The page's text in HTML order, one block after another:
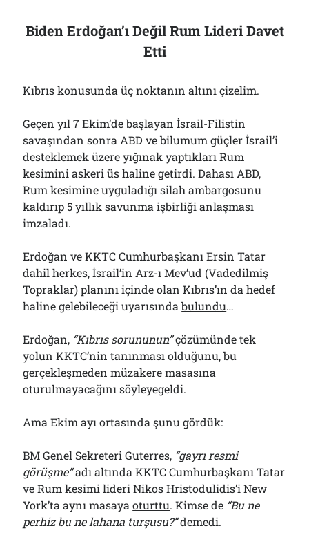
Biden Erdoğan’ı Değil Rum Lideri Davet
Etti
Kıbrıs konusunda üç noktanın altını çizelim.
Geçen yıl 7 Ekim’de başlayan İsrail-Filistin
savaşından sonra ABD ve bilumum güçler İsrail’i
desteklemek üzere yığınak yaptıkları Rum
kesimini askeri üs haline getirdi. Dahası ABD,
Rum kesimine uyguladığı silah ambargosunu
kaldırıp 5 yıllık savunma işbirliği anlaşması
imzaladı.
Erdoğan ve KKTC Cumhurbaşkanı Ersin Tatar
dahil herkes, İsrail’in Arz-ı Mev’ud (Vadedilmiş
Topraklar) planını içinde olan Kıbrıs’ın da hedef
haline gelebileceği uyarısındabulundu…
Erdoğan, “Kıbrıs sorununun”çözümünde tek
yolun KKTC’nin tanınması olduğunu, bu
gerçekleşmeden müzakere masasına
oturulmayacağını söyleyegeldi.
Ama Ekim ayı ortasında şunu gördük:
BM Genel Sekreteri Guterres, “gayrı resmi
görüşme”adı altında KKTC Cumhurbaşkanı Tatar
ve Rum kesimi lideri Nikos Hristodulidis’i New
York’ta aynı masayaoturttu. Kimse de “Bu ne
perhiz bu ne lahana turşusu?”demedi.